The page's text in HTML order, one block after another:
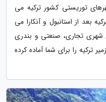
توریستی کشور ترکیه می
بعد از استانبول و آنکارا می
شهری تجاری، صنعتی و بندری
ترکیه را برای شما آماده کرده